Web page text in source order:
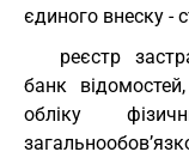
єдиного внеску -
реєстр
банк
обліку